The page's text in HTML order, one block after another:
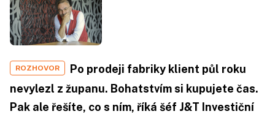
ROZHOVOR
Po prodeji fabriky klient půl roku
nevylezl z županu. Bohatstvím si kupujete čas.
Pak ale řešíte, co s ním, říká šéf J&T Investiční